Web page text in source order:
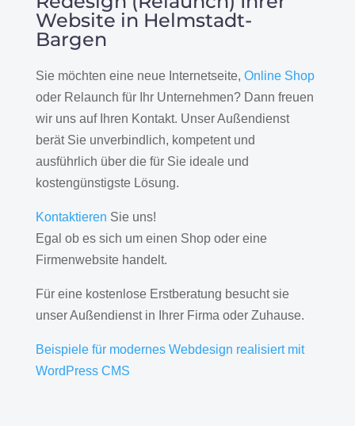
Website in Helmstadt-
Bargen
Sie möchten eine neue Internetseite, Online Shop
oder Relaunch für Ihr Unternehmen? Dann freuen
wir uns auf Ihren Kontakt. Unser Außendienst
berät Sie unverbindlich, kompetent und
ausführlich über die für Sie ideale und
kostengünstigste Lösung.
Kontaktieren Sie uns!
Egal ob es sich um einen Shop oder eine
Firmenwebsite handelt.
Für eine kostenlose Erstberatung besucht sie
unser Außendienst in Ihrer Firma oder Zuhause.
Beispiele für modernes Webdesign realisiert mit
WordPress CMS